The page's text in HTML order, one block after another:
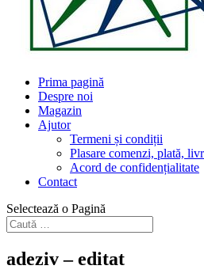
Prima pagină
Despre noi
Magazin
Ajutor
Termeni și condiții
Plasare comenzi, plată,
Acord de confidențialitate
Contact
Selectează o Pagină
adeziv – editat